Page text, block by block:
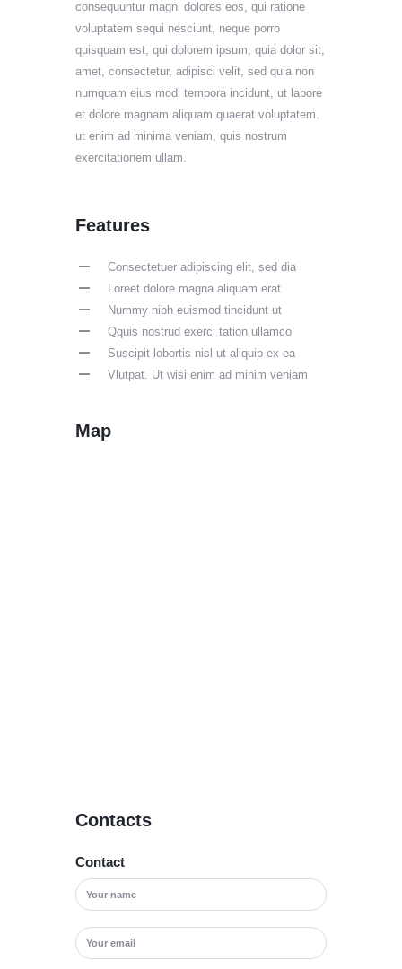
consequuntur magni dolores eos, qui ratione
voluptatem sequi nesciunt, neque porro
quisquam est, qui dolorem ipsum, quia dolor sit,
amet, consectetur, adipisci velit, sed quia non
numquam eius modi tempora incidunt, ut labore
et dolore magnam aliquam quaerat voluptatem.
ut enim ad minima veniam, quis nostrum
exercitationem ullam.
Features
Consectetuer adipiscing elit, sed dia
Loreet dolore magna aliquam erat
Nummy nibh euismod tincidunt ut
Qquis nostrud exerci tation ullamco
Suscipit lobortis nisl ut aliquip ex ea
Vlutpat. Ut wisi enim ad minim veniam
Map
Contacts
Contact